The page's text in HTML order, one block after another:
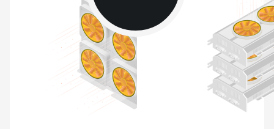
BITMAIN AntMiner S21 XP
Immersion (300Th)
BITMAIN AntMiner S21 XP+
Hyd (500Th)
BITMAIN AntMiner S21+